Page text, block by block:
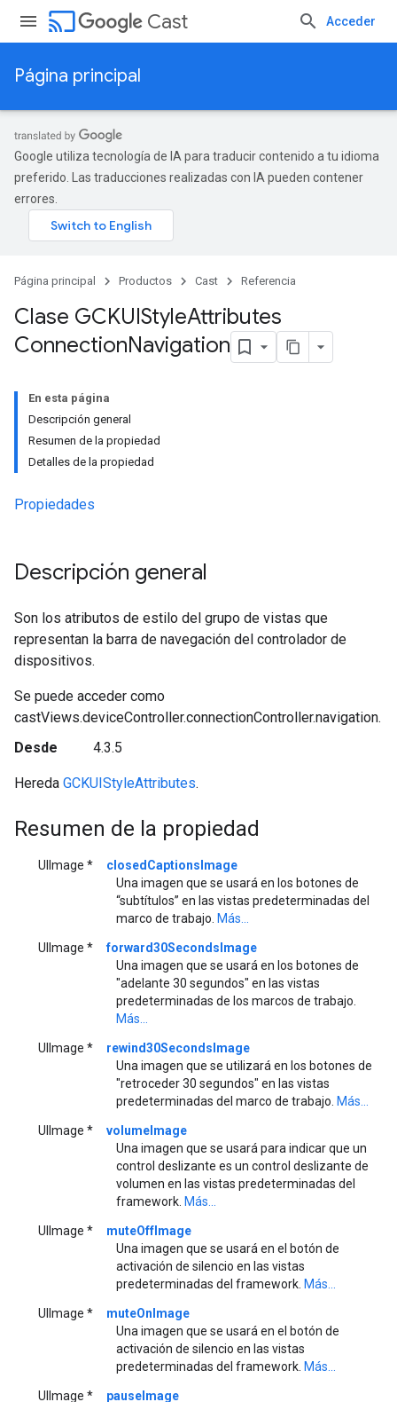
cast Cast Acceder
Página principal
Google utiliza tecnología de IA para traducir contenido a tu idioma
preferido. Las traducciones realizadas con IA pueden contener
errores.
Página principal Productos Cast Referencia
Clase GCKUIStyleAttributes
ConnectionNavigation
En esta página
Descripción general
Resumen de la propiedad
Detalles de la propiedad
Propiedades
Descripción general
Son los atributos de estilo del grupo de vistas que
representan la barra de navegación del controlador de
dispositivos.
Se puede acceder como
castViews.deviceController.connectionController.navigation.
Desde
4.3.5
Hereda GCKUIStyleAttributes.
Resumen de la propiedad
UIImage *
closedCaptionsImage
Una imagen que se usará en los botones de
“subtítulos” en las vistas predeterminadas del
marco de trabajo. Más...
UIImage *
forward30SecondsImage
Una imagen que se usará en los botones de
"adelante 30 segundos" en las vistas
predeterminadas de los marcos de trabajo.
Más...
UIImage *
rewind30SecondsImage
Una imagen que se utilizará en los botones de
"retroceder 30 segundos" en las vistas
predeterminadas del marco de trabajo. Más...
UIImage *
volumeImage
Una imagen que se usará para indicar que un
control deslizante es un control deslizante de
volumen en las vistas predeterminadas del
framework. Más...
UIImage *
muteOffImage
Una imagen que se usará en el botón de
activación de silencio en las vistas
predeterminadas del framework. Más...
UIImage *
muteOnImage
Una imagen que se usará en el botón de
activación de silencio en las vistas
predeterminadas del framework. Más...
UIImage *
pauseImage